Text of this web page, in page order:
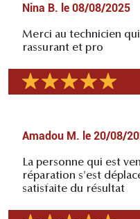
Nina B. le 08/08/2025
Merci au technicien
rassurant et pro
Amadou M. le 20/08/
La personne qui est
réparation s'est
satisfaite du résultat